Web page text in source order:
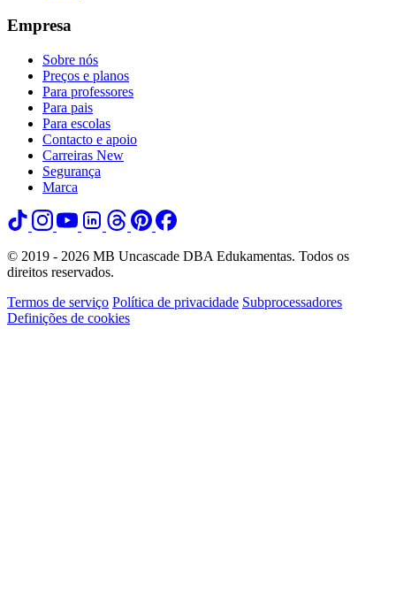
Empresa
Sobre nós
Preços e planos
Para professores
Para pais
Para escolas
Contacto e apoio
Carreiras New
Segurança
Marca
© 2019 - 2026 MB Uncascade DBA Edukamentas. Todos os
direitos reservados.
Termos de serviço Política de privacidade Subprocessadores
Definições de cookies